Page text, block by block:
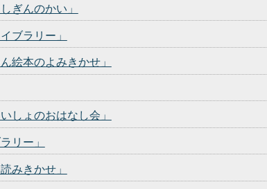
ぎんのかい」
ブラリー」
絵本のよみきかせ」
しょのおはなし会」
リー」
みきかせ」